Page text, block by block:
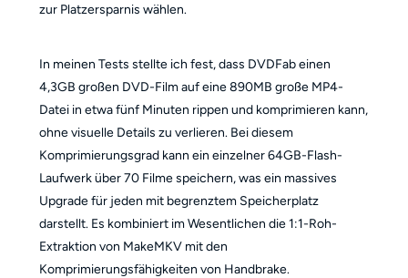
zur Platzersparnis wählen.
In meinen Tests stellte ich fest, dass DVDFab einen
4,3GB großen DVD-Film auf eine 890MB große MP4-
Datei in etwa fünf Minuten rippen und komprimieren kann,
ohne visuelle Details zu verlieren. Bei diesem
Komprimierungsgrad kann ein einzelner 64GB-Flash-
Laufwerk über 70 Filme speichern, was ein massives
Upgrade für jeden mit begrenztem Speicherplatz
darstellt. Es kombiniert im Wesentlichen die 1:1-Roh-
Extraktion von MakeMKV mit den
Komprimierungsfähigkeiten von Handbrake.